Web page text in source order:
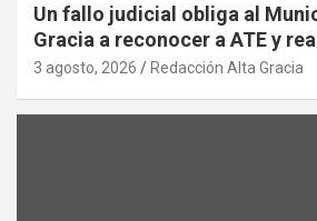
Un fallo judicial obliga al
Gracia a reconocer a ATE y
por la representación sindical
3 agosto, 2026 Redacción Alta Gracia